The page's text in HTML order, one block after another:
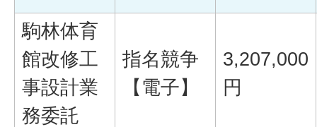
駒林体育
館改修工
事設計業
務委託
指名競争
【電子】
3,207,000
円